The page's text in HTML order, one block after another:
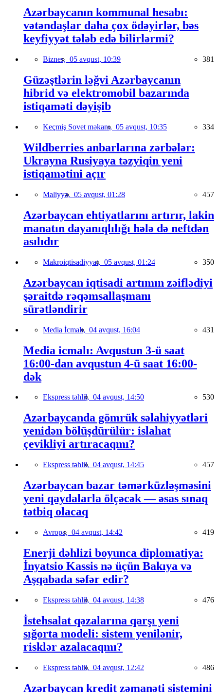
Azərbaycanın kommunal hesabı:
vətəndaşlar daha çox ödəyirlər, bəs
keyfiyyət tələb edə bilirlərmi?
Biznes, 05 avqust, 10:39 381
Güzəştlərin ləğvi Azərbaycanın
hibrid və elektromobil bazarında
istiqaməti dəyişib
Keçmiş Sovet məkanı, 05 avqust, 10:35 334
Wildberries anbarlarına zərbələr:
Ukrayna Rusiyaya təzyiqin yeni
istiqamətini açır
Maliyyə, 05 avqust, 01:28 457
Azərbaycan ehtiyatlarını artırır, lakin
manatın dayanıqlılığı hələ də neftdən
asılıdır
Makroiqtisadiyyat, 05 avqust, 01:24 350
Azərbaycan iqtisadi artımın zəiflədiyi
şəraitdə rəqəmsallaşmanı
sürətləndirir
Media İcmalı, 04 avqust, 16:04 431
Media icmalı: Avqustun 3-ü saat
16:00-dan avqustun 4-ü saat 16:00-
dək
Ekspress təhlil, 04 avqust, 14:50 530
Azərbaycanda gömrük səlahiyyətləri
yenidən bölüşdürülür: islahat
çevikliyi artıracaqmı?
Ekspress təhlil, 04 avqust, 14:45 457
Azərbaycan bazar təmərküzləşməsini
yeni qaydalarla ölçəcək — əsas sınaq
tətbiq olacaq
Avropa, 04 avqust, 14:42 419
Enerji dəhlizi boyunca diplomatiya:
İnyatsio Kassis nə üçün Bakıya və
Aşqabada səfər edir?
Ekspress təhlil, 04 avqust, 14:38 476
İstehsalat qəzalarına qarşı yeni
sığorta modeli: sistem yenilənir,
risklər azalacaqmı?
Ekspress təhlil, 04 avqust, 12:42 486
Azərbaycan kredit zəmanəti sistemini